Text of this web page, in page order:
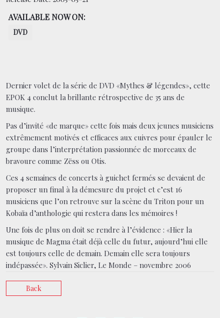
AVAILABLE NOW ON:
DVD
Dernier volet de la série de DVD «Mythes & légendes», cette
EPOK 4 conclut la brillante rétrospective de 35 ans de
musique.
Pas d’invité «de marque» cette fois mais deux jeunes musiciens
extrêmement motivés et efficaces aux cuivres pour épauler le
groupe dans l’interprétation passionnée de morceaux de
bravoure comme Zëss ou Otis.
Ces 4 semaines de concerts à guichet fermés se devaient de
proposer un final à la démesure du projet et c’est 16
musiciens que l’on retrouve sur la scène du Triton pour un
Kobaïa d’anthologie qui restera dans les mémoires !
Une fois de plus on doit se rendre à l’évidence : «Hier la
musique de Magma était déjà celle du futur, aujourd’hui elle
est toujours celle de demain. Demain elle sera toujours
indépassée». Sylvain Siclier, Le Monde – novembre 2006
Back